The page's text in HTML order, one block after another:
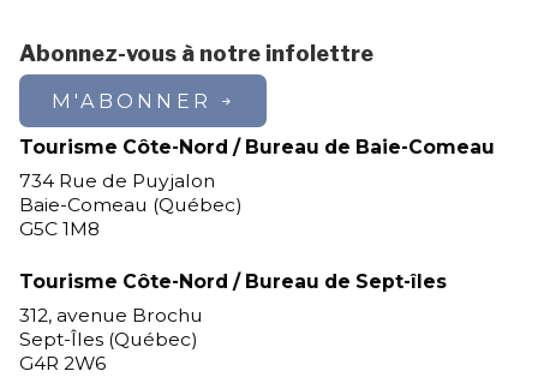
Abonnez-vous à notre infolettre
M'ABONNER
Tourisme Côte-Nord / Bureau de Baie-Comeau
734 Rue de Puyjalon
Baie-Comeau (Québec)
G5C 1M8
Tourisme Côte-Nord / Bureau de Sept-îles
312, avenue Brochu
Sept-Îles (Québec)
G4R 2W6